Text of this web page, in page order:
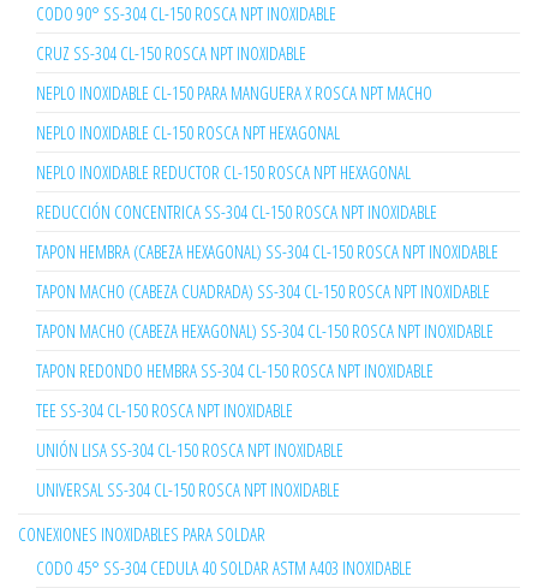
CODO 90° SS-304 CL-150 ROSCA NPT INOXIDABLE
CRUZ SS-304 CL-150 ROSCA NPT INOXIDABLE
NEPLO INOXIDABLE CL-150 PARA MANGUERA X ROSCA NPT MACHO
NEPLO INOXIDABLE CL-150 ROSCA NPT HEXAGONAL
NEPLO INOXIDABLE REDUCTOR CL-150 ROSCA NPT HEXAGONAL
REDUCCIÓN CONCENTRICA SS-304 CL-150 ROSCA NPT INOXIDABLE
TAPON HEMBRA (CABEZA HEXAGONAL) SS-304 CL-150 ROSCA NPT INOXIDABLE
TAPON MACHO (CABEZA CUADRADA) SS-304 CL-150 ROSCA NPT INOXIDABLE
TAPON MACHO (CABEZA HEXAGONAL) SS-304 CL-150 ROSCA NPT INOXIDABLE
TAPON REDONDO HEMBRA SS-304 CL-150 ROSCA NPT INOXIDABLE
TEE SS-304 CL-150 ROSCA NPT INOXIDABLE
UNIÓN LISA SS-304 CL-150 ROSCA NPT INOXIDABLE
UNIVERSAL SS-304 CL-150 ROSCA NPT INOXIDABLE
CONEXIONES INOXIDABLES PARA SOLDAR
CODO 45° SS-304 CEDULA 40 SOLDAR ASTM A403 INOXIDABLE